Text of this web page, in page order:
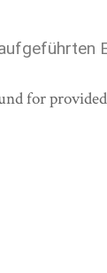
for